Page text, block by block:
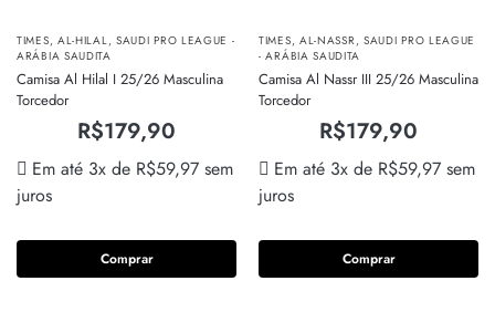
TIMES, AL-HILAL, SAUDI PRO LEAGUE -
ARÁBIA SAUDITA
Camisa Al Hilal I 25/26 Masculina
Torcedor
R$179,90
Em até 3x de R$59,97 sem
juros
Comprar
TIMES, AL-NASSR, SAUDI PRO LEAGUE
- ARÁBIA SAUDITA
Camisa Al Nassr III 25/26 Masculina
Torcedor
R$179,90
Em até 3x de R$59,97 sem
juros
Comprar